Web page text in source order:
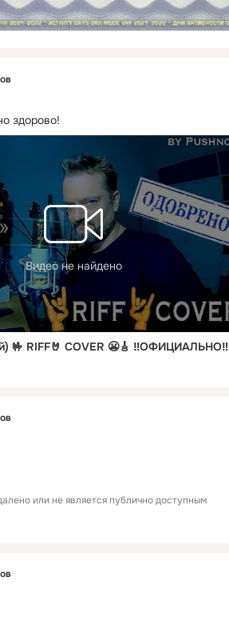
здорово!
Видео не найдено
🤟 RIFF🤘 COVER 😬🎸 ‼️ОФИЦИАЛЬНО‼️
или не является публично доступным